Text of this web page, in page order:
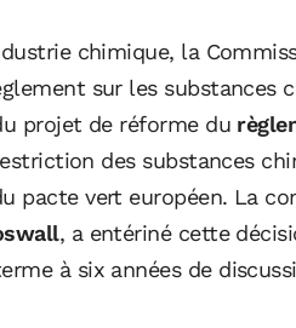
chimique, la
sur les substances
projet de réforme du
des substances
pacte vert européen. La
, a entériné cette
à six années de